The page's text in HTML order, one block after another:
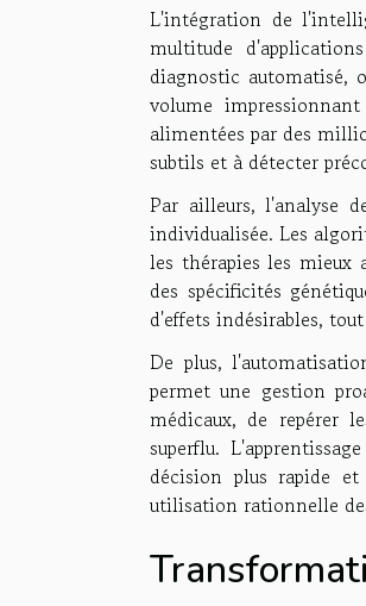
L'intégration de
multitude
diagnostic automatisé,
volume
alimentées par des
subtils et à détecter
Par ailleurs, l'analyse
individualisée. Les
les thérapies les mieux
des spécificités
d'effets indésirables,
De plus,
permet une gestion
médicaux, de repérer
superflu.
décision plus rapide
utilisation rationnelle